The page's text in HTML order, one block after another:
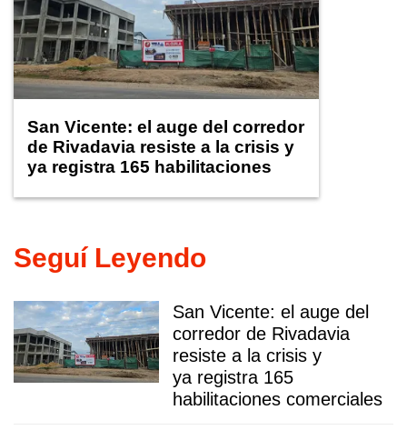
San Vicente: el auge del corredor
de Rivadavia resiste a la crisis y
ya registra 165 habilitaciones
Seguí Leyendo
San Vicente: el auge del
corredor de Rivadavia
resiste a la crisis y
ya registra 165
habilitaciones comerciales